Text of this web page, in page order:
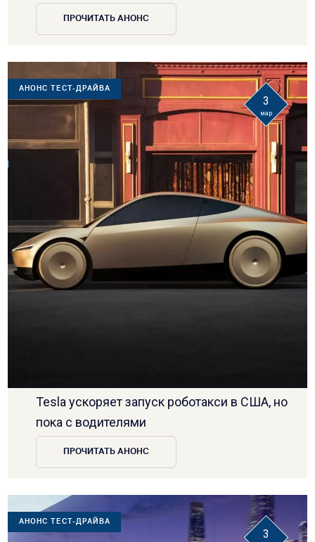
ПРОЧИТАТЬ АНОНС
АНОНС ТЕСТ-ДРАЙВА
3
мар
Tesla ускоряет запуск роботакси в США, но
пока с водителями
ПРОЧИТАТЬ АНОНС
АНОНС ТЕСТ-ДРАЙВА
3